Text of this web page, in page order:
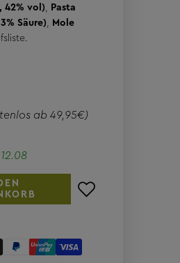
42% vol), Pasta
Säure), Mole
ab 49,95€)